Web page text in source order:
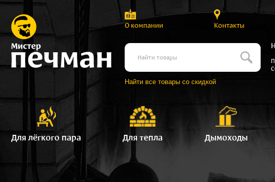
О компании Контакты
Найти все товары со скидкой
Для лёгкого пара Для тепла Дымоходы